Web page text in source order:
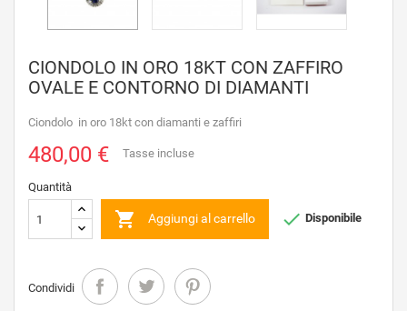
CIONDOLO IN ORO 18KT CON ZAFFIRO
OVALE E CONTORNO DI DIAMANTI
Ciondolo in oro 18kt con diamanti e zaffiri
480,00 € Tasse incluse
Quantità
 Aggiungi al carrello  Disponibile
Condividi